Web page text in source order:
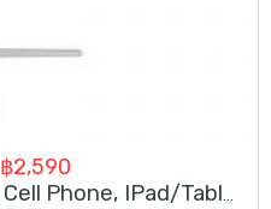
Original
฿2,590
ขาตั้งพื้นไอแพดปรับระดับ Cell Phone, IPad/Tablet Floor Stand